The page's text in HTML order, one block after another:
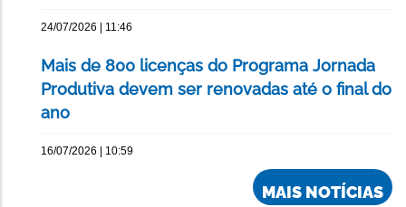
24/07/2026 | 11:46
Mais de 800 licenças do Programa Jornada
Produtiva devem ser renovadas até o final do
ano
16/07/2026 | 10:59
MAIS NOTÍCIAS